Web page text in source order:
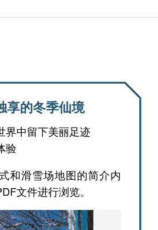
享的冬季仙境
界中留下美丽足迹
验
和滑雪场地图的简介内
文件进行浏览。